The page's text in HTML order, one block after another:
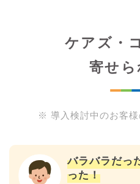
ケアズ・
寄せ
※ 導入検討中のお客
バラバラだっ
った！